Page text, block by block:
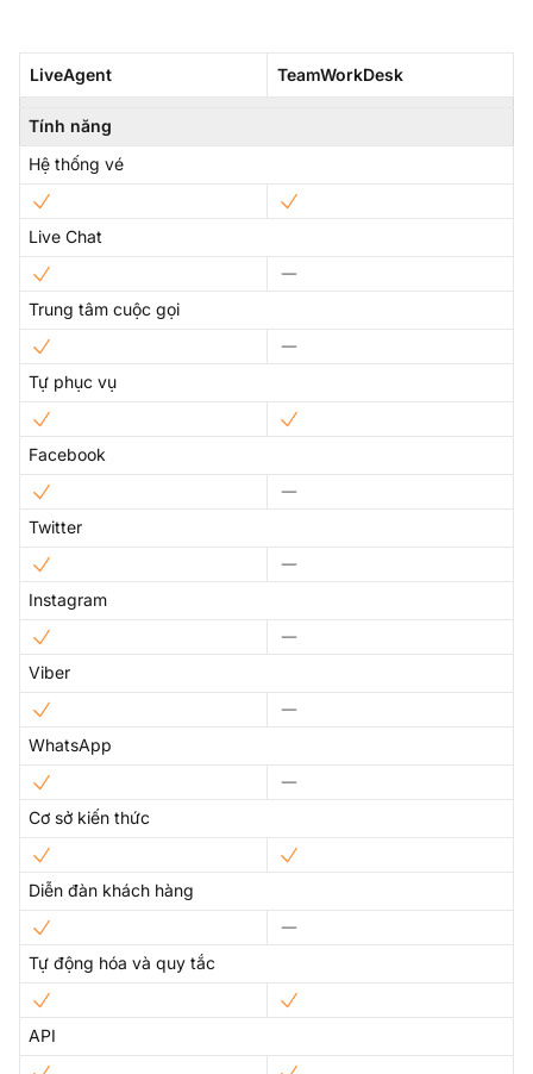
LiveAgent TeamWorkDesk
Tính năng
Hệ thống vé
Live Chat
Trung tâm cuộc gọi
Tự phục vụ
Facebook
Twitter
Instagram
Viber
WhatsApp
Cơ sở kiến thức
Diễn đàn khách hàng
Tự động hóa và quy tắc
API